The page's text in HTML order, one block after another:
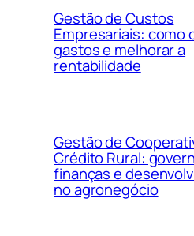
Gestão de Custos
Empresariais: como
gastos e melhorar a
rentabilidade
Gestão de
Crédito Rural:
finanças e
no agronegócio